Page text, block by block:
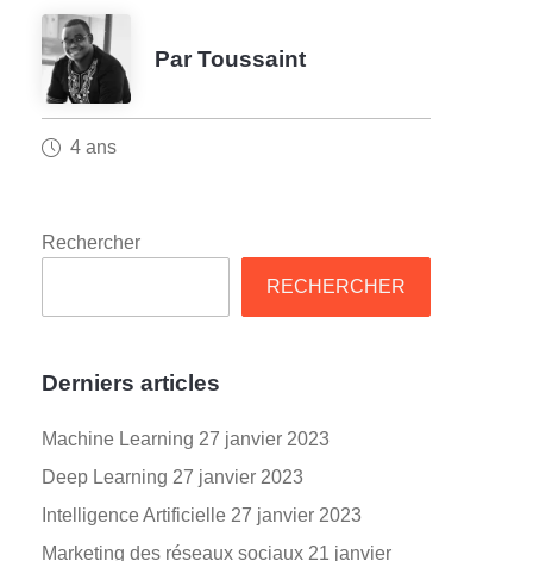
Par Toussaint
4 ans
Rechercher
RECHERCHER
Derniers articles
Machine Learning 27 janvier 2023
Deep Learning 27 janvier 2023
Intelligence Artificielle 27 janvier 2023
Marketing des réseaux sociaux 21 janvier